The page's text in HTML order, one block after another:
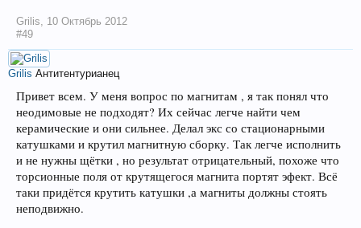
Grilis, 10 Октябрь 2012
#49
Grilis Антитентурианец
Привет всем. У меня вопрос по магнитам , я так понял что
неодимовые не подходят? Их сейчас легче найти чем
керамические и они сильнее. Делал экс со стационарными
катушками и крутил магнитную сборку. Так легче исполнить
и не нужны щётки , но результат отрицательный, похоже что
торсионные поля от крутящегося магнита портят эфект. Всё
таки придётся крутить катушки ,а магниты должны стоять
неподвижно.